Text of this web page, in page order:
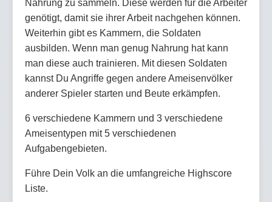
Nahrung zu sammeln. Diese werden für die Arbeiter
genötigt, damit sie ihrer Arbeit nachgehen können.
Weiterhin gibt es Kammern, die Soldaten
ausbilden. Wenn man genug Nahrung hat kann
man diese auch trainieren. Mit diesen Soldaten
kannst Du Angriffe gegen andere Ameisenvölker
anderer Spieler starten und Beute erkämpfen.
6 verschiedene Kammern und 3 verschiedene
Ameisentypen mit 5 verschiedenen
Aufgabengebieten.
Führe Dein Volk an die umfangreiche Highscore
Liste.